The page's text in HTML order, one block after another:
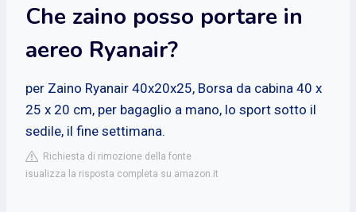
Che zaino posso portare in
aereo Ryanair?
per Zaino Ryanair 40x20x25, Borsa da cabina 40 x
25 x 20 cm, per bagaglio a mano, lo sport sotto il
sedile, il fine settimana.
Richiesta di rimozione della fonte
isualizza la risposta completa su amazon.it